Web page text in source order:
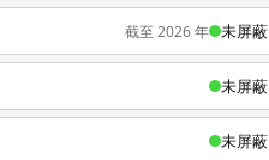
截至 2026 年 未屏蔽
未屏蔽
未屏蔽